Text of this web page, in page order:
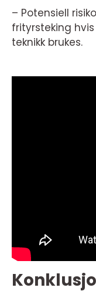
– Potensiell
frityrsteking
teknikk brukes.